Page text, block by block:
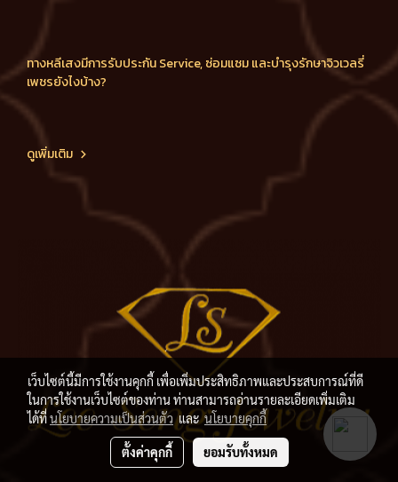
ทางหลีเสงมีการรับประกัน Service, ซ่อมแซม และบำรุงรักษาจิวเวลรี่
เพชรยังไงบ้าง?
ดูเพิ่มเติม
เว็บไซต์นี้มีการใช้งานคุกกี้ เพื่อเพิ่มประสิทธิภาพและประสบการณ์ที่ดี
ในการใช้งานเว็บไซต์ของท่าน ท่านสามารถอ่านรายละเอียดเพิ่มเติม
ได้ที่นโยบายความเป็นส่วนตัวและนโยบายคุกกี้
ตั้งค่าคุกกี้ ยอมรับทั้งหมด